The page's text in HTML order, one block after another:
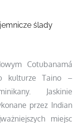
ślady
Cotubanamá
kulturze Taino –
Jaskinie
przez Indian
miejsc